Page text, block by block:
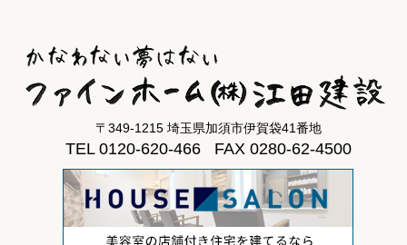
〒349-1215 埼玉県加須市伊賀袋41番地
TEL 0120-620-466 FAX 0280-62-4500